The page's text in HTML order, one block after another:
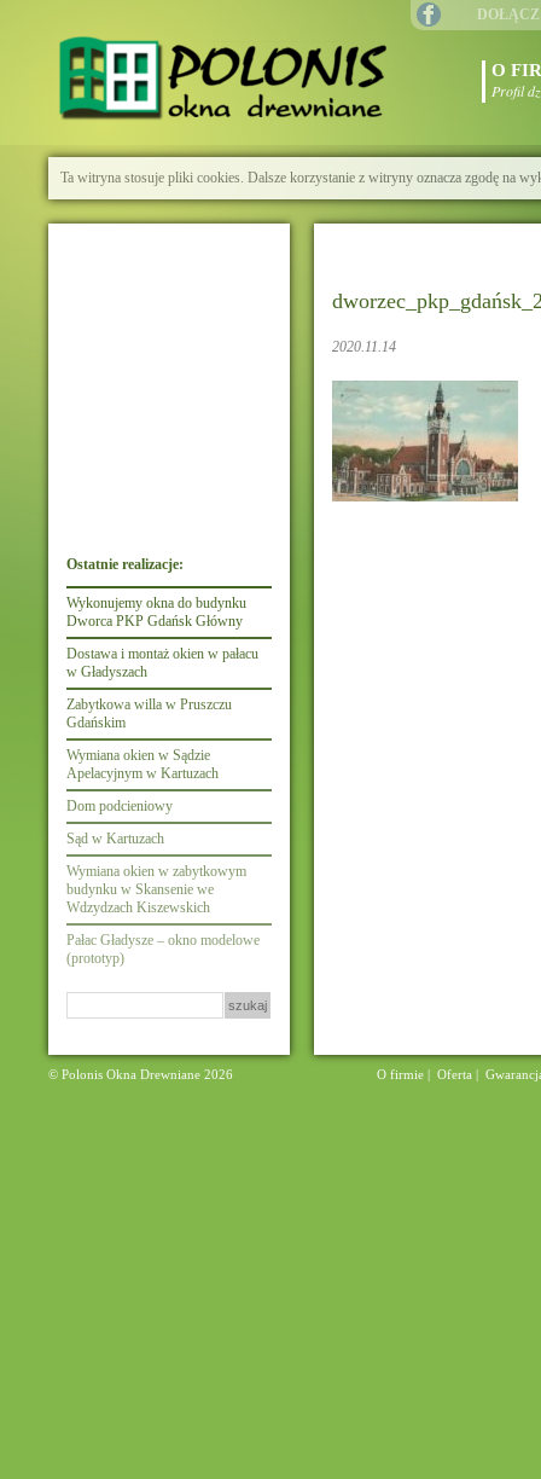
O
Profil
Ta witryna stosuje pliki cookies. Dalsze korzystanie z witryny oznacza zgodę na
Ostatnie realizacje:
Wykonujemy okna do budynku
Dworca PKP Gdańsk Główny
Dostawa i montaż okien w pałacu
w Gładyszach
Zabytkowa willa w Pruszczu
Gdańskim
Wymiana okien w Sądzie
Apelacyjnym w Kartuzach
Dom podcieniowy
Sąd w Kartuzach
Wymiana okien w zabytkowym
budynku w Skansenie we
Wdzydzach Kiszewskich
Pałac Gładysze – okno modelowe
(prototyp)
2020.11.14
© Polonis Okna Drewniane 2026 O firmie | Oferta |